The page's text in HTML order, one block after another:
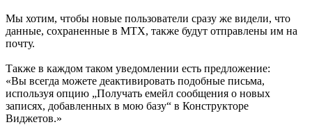
Мы хотим, чтобы новые пользователи сразу же видели, что
данные, сохраненные в МТХ, также будут отправлены им на
почту.
Также в каждом таком уведомлении есть предложение:
«Вы всегда можете деактивировать подобные письма,
используя опцию „Получать емейл сообщения о новых
записях, добавленных в мою базу“ в Конструкторе
Виджетов.»